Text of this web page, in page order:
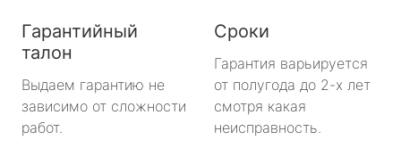
Гарантийный
талон
Выдаем гарантию не
зависимо от сложности
работ.
Сроки
Гарантия варьируется
от полугода до 2-х лет
смотря какая
неисправность.